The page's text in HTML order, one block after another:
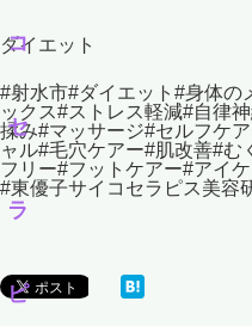
ダイエット
#射水市#ダイエット#身体の
ックス#ストレス軽減#自律
揉み#マッサージ#セルフケ
ャル#毛穴ケアー#肌改善#む
フリー#フットケアー#アイ
#東優子サイコセラピス美容